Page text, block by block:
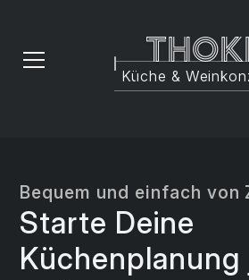
Küche &
Bequem und einfach von
Starte Deine